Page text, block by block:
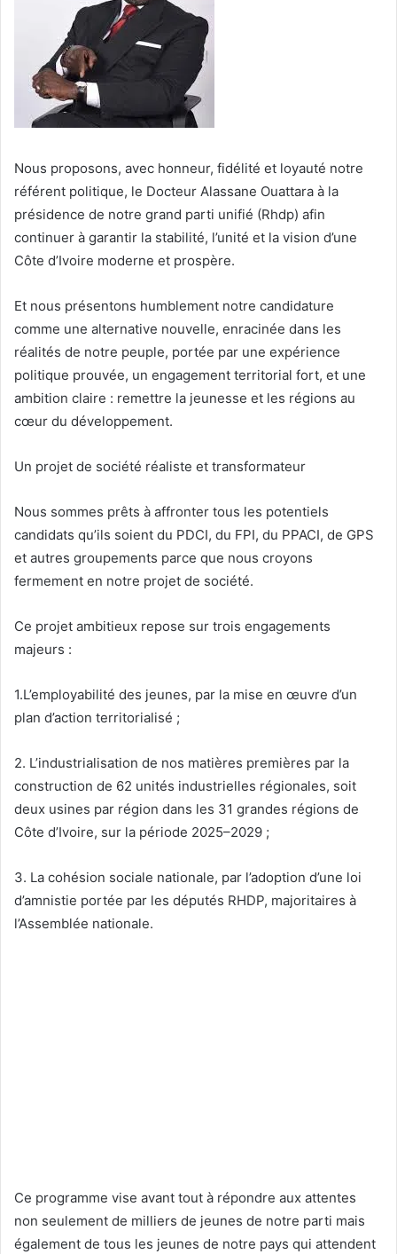
Nous proposons, avec honneur, fidélité et loyauté notre
référent politique, le Docteur Alassane Ouattara à la
présidence de notre grand parti unifié (Rhdp) afin
continuer à garantir la stabilité, l’unité et la vision d’une
Côte d’Ivoire moderne et prospère.
Et nous présentons humblement notre candidature
comme une alternative nouvelle, enracinée dans les
réalités de notre peuple, portée par une expérience
politique prouvée, un engagement territorial fort, et une
ambition claire : remettre la jeunesse et les régions au
cœur du développement.
Un projet de société réaliste et transformateur
Nous sommes prêts à affronter tous les potentiels
candidats qu’ils soient du PDCI, du FPI, du PPACI, de GPS
et autres groupements parce que nous croyons
fermement en notre projet de société.
Ce projet ambitieux repose sur trois engagements
majeurs :
1.L’employabilité des jeunes, par la mise en œuvre d’un
plan d’action territorialisé ;
2. L’industrialisation de nos matières premières par la
construction de 62 unités industrielles régionales, soit
deux usines par région dans les 31 grandes régions de
Côte d’Ivoire, sur la période 2025–2029 ;
3. La cohésion sociale nationale, par l’adoption d’une loi
d’amnistie portée par les députés RHDP, majoritaires à
l’Assemblée nationale.
Ce programme vise avant tout à répondre aux attentes
non seulement de milliers de jeunes de notre parti mais
également de tous les jeunes de notre pays qui attendent